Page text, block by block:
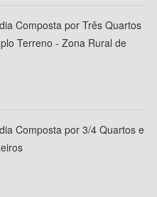
Composta por Três Quartos
Terreno - Zona Rural de
Composta por 3/4 Quartos e